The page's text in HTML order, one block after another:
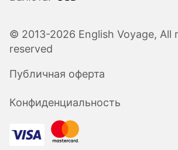
© 2013-2026 English Voyage, All
reserved
Публичная оферта
Конфиденциальность